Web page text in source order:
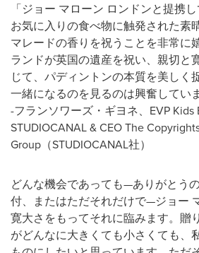
「ジョー マローン ロンドンと提携
お気に入りの食べ物に触発された素
マレードの香りを祝うことを非常に
ランドが英国の遺産を祝い、親切と
じて、パディントンの本質を美しく
一緒になるのを見るのは興奮してい
-フランソワーズ・ギヨネ、EVP Kids
STUDIOCANAL & CEO The
Group（STUDIOCANAL社）
どんな機会であっても—ありがとう
付、またはただそれだけで—ジョー
寛大さをもってそれに臨みます。贈
がどんなに大きくても小さくても、